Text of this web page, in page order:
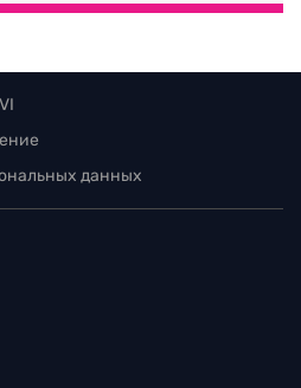
данных